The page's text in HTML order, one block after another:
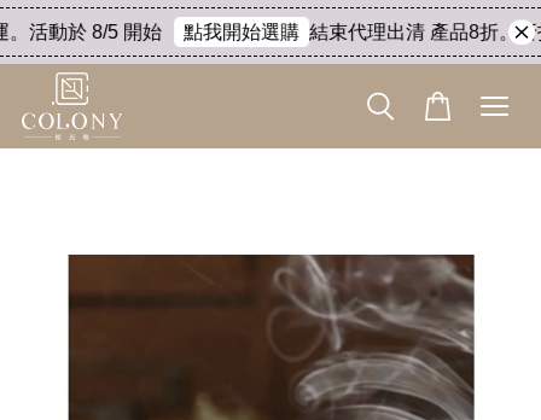
活動於 8/5 開始 點我開始選購 結束代理出清 產品8折。折